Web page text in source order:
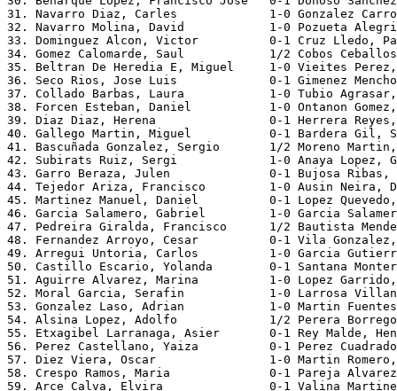
31. Navarro Diaz, Carles             1-0 Gonzalez
32. Navarro Molina, David            1-0 Pozueta
33. Dominguez Alcon, Victor          0-1 Cruz Lledo,
34. Gomez Calomarde, Saul            1/2 Cobos
35. Beltran De Heredia E, Miguel     1-0 Vieites Perez,
36. Seco Rios, Jose Luis             0-1 Gimenez
37. Collado Barbas, Laura            1-0 Tubio Agrasar,
38. Forcen Esteban, Daniel           1-0 Ontanon Gomez,
39. Diaz Diaz, Herena                0-1 Herrera Reyes,
40. Gallego Martin, Miguel           0-1 Bardera Gil,
41. Bascuñada Gonzalez, Sergio       1/2 Moreno
42. Subirats Ruiz, Sergi             1-0 Anaya Lopez,
43. Garro Beraza, Julen              0-1 Bujosa Ribas,
44. Tejedor Ariza, Francisco         1-0 Ausin Neira,
45. Martinez Manuel, Daniel          0-1 Lopez Quevedo,
46. Garcia Salamero, Gabriel         1-0 Garcia
47. Pedreira Giralda, Francisco      1/2 Bautista
48. Fernandez Arroyo, Cesar          0-1 Vila
49. Arregui Untoria, Carlos          1-0 Garcia
50. Castillo Escario, Yolanda        0-1 Santana
51. Aguirre Alvarez, Marina          1-0 Lopez
52. Moral Garcia, Serafin            1-0 Larrosa
53. Gonzalez Laso, Adrian            1-0 Martin
54. Alsina Lopez, Adolfo             1/2 Perera
55. Etxagibel Larranaga, Asier       0-1 Rey Malde,
56. Perez Castellano, Yaiza          0-1 Perez
57. Diez Viera, Oscar                1-0 Martin Romero,
58. Crespo Ramos, Maria              0-1 Pareja
59. Arce Calva, Elvira               0-1 Valina